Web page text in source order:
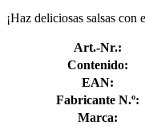
¡Haz deliciosas salsas
Art.-Nr.:
Contenido:
EAN:
Fabricante N.º:
Marca: